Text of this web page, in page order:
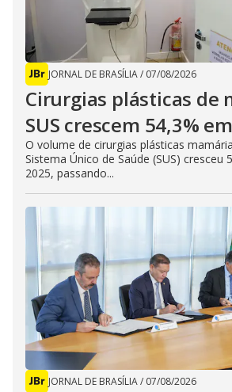
JORNAL DE BRASÍLIA/ 07/08/2026
Cirurgias plásticas de
SUS crescem 54,3%
O volume de cirurgias plásticas
Sistema Único de Saúde (SUS) cresceu
2025, passando...
JORNAL DE BRASÍLIA/ 07/08/2026